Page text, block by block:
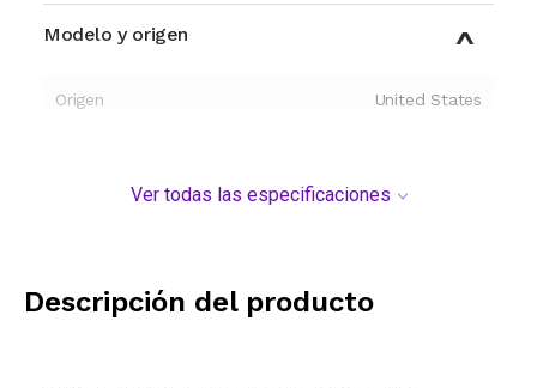
Modelo y origen
Origen United States
Ver todas las especificaciones
Descripción del producto